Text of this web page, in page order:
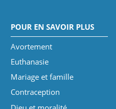
POUR EN SAVOIR PLUS
Avortement
Euthanasie
Mariage et famille
Contraception